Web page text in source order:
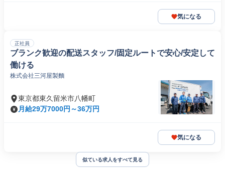
気になる
正社員
ブランク歓迎の配送スタッフ/固定ルートで安心/安定して
働ける
株式会社三河屋製麵
東京都東久留米市八幡町
月給29万7000円～36万円
気になる
似ている求人をすべて見る